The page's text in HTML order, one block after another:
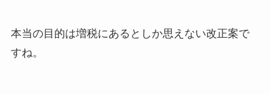
本当の目的は増税にあるとしか思えない改正案で
すね。